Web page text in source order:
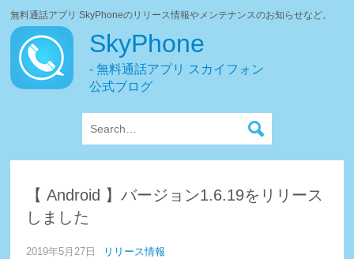
無料通話アプリ SkyPhoneのリリース情報やメンテナンスのお知らせなど。
SkyPhone
- 無料通話アプリ スカイフォン
公式ブログ
【 Android 】バージョン1.6.19をリリース
しました
2019年5月27日 リリース情報